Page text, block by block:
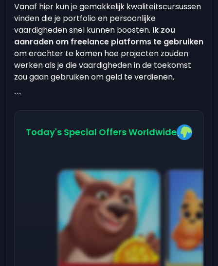
Vanaf hier kun je gemakkelijk kwaliteitscursussen
vinden die je portfolio en persoonlijke
vaardigheden snel kunnen boosten. Ik zou
aanraden om freelance platforms te gebruiken
om erachter te komen hoe projecten zouden
werken als je die vaardigheden in de toekomst
zou gaan gebruiken om geld te verdienen.
```
Today's Special Offers Worldwide